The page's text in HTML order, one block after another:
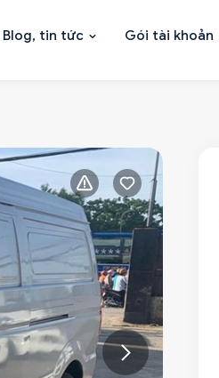
Blog, tin tức Gói tài khoản